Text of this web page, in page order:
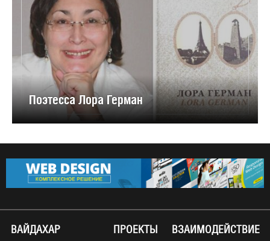
Поэтесса Лора Герман
ВАЙДАХАР ПРОЕКТЫ ВЗАИМОДЕЙСТВИЕ